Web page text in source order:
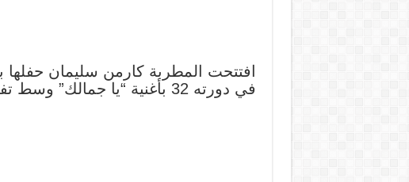
افتتحت المطربة كارمن سليمان حفلها
في دورته 32 بأغنية “يا جمالك” وسط تفاعل كبير من الجمهور.